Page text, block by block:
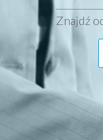
Znajdź